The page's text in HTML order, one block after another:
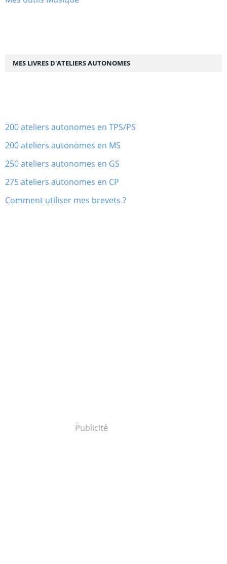
MES LIVRES D'ATELIERS AUTONOMES
200 ateliers autonomes en TPS/PS
200 ateliers autonomes en MS
250 ateliers autonomes en GS
275 ateliers autonomes en CP
Comment utiliser mes brevets ?
Publicité